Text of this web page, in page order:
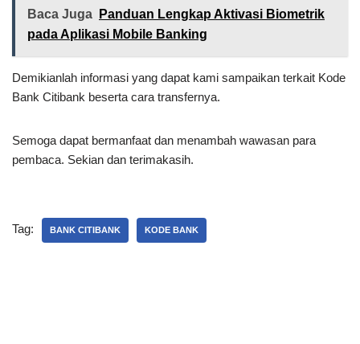
Baca Juga
Panduan Lengkap Aktivasi Biometrik
pada Aplikasi Mobile Banking
Demikianlah informasi yang dapat kami sampaikan terkait Kode
Bank Citibank beserta cara transfernya.
Semoga dapat bermanfaat dan menambah wawasan para
pembaca. Sekian dan terimakasih.
Tag: BANK CITIBANK KODE BANK